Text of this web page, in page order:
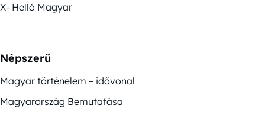
X- Helló Magyar
Népszerű
Magyar történelem – idővonal
Magyarország Bemutatása